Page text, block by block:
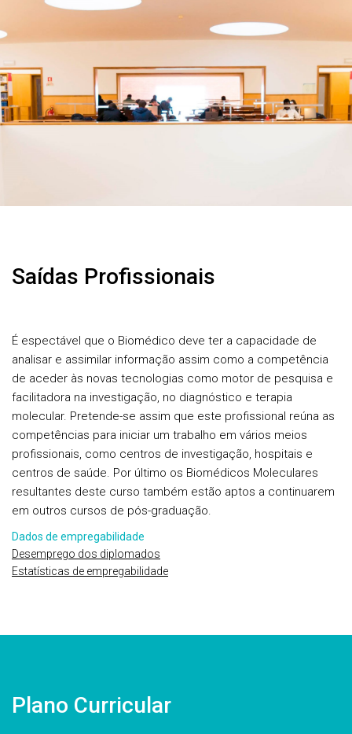
Saídas Profissionais
É espectável que o Biomédico deve ter a capacidade de
analisar e assimilar informação assim como a competência
de aceder às novas tecnologias como motor de pesquisa e
facilitadora na investigação, no diagnóstico e terapia
molecular. Pretende-se assim que este profissional reúna as
competências para iniciar um trabalho em vários meios
profissionais, como centros de investigação, hospitais e
centros de saúde. Por último os Biomédicos Moleculares
resultantes deste curso também estão aptos a continuarem
em outros cursos de pós-graduação.
Dados de empregabilidade
Desemprego dos diplomados
Estatísticas de empregabilidade
Plano Curricular